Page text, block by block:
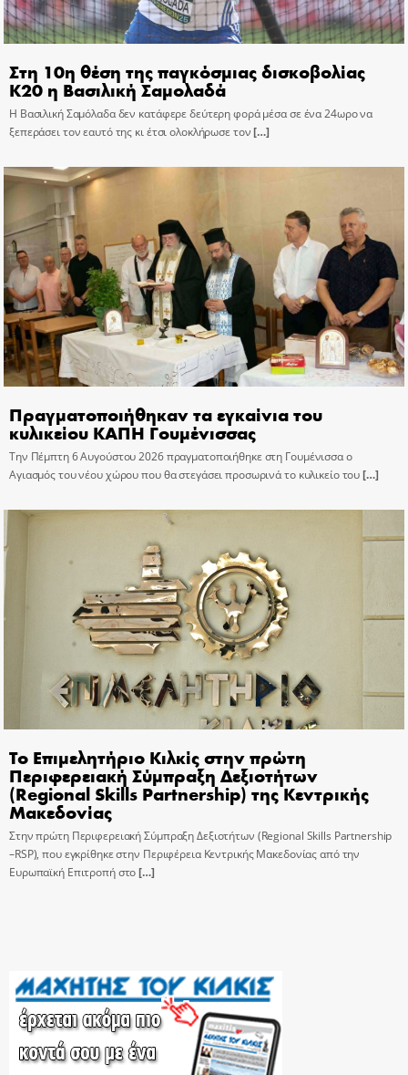
Στη 10η θέση της παγκόσμιας δισκοβολίας
Κ20 η Βασιλική Σαμολαδά
Η Βασιλική Σαμόλαδα δεν κατάφερε δεύτερη φορά μέσα σε ένα 24ωρο να
ξεπεράσει τον εαυτό της κι έτσι ολοκλήρωσε τον[…]
Πραγματοποιήθηκαν τα εγκαίνια του
κυλικείου ΚΑΠΗ Γουμένισσας
Την Πέμπτη 6 Αυγούστου 2026 πραγματοποιήθηκε στη Γουμένισσα ο
Αγιασμός του νέου χώρου που θα στεγάσει προσωρινά το κυλικείο του[…]
Το Επιμελητήριο Κιλκίς στην πρώτη
Περιφερειακή Σύμπραξη Δεξιοτήτων
(Regional Skills Partnership) της Κεντρικής
Μακεδονίας
Στην πρώτη Περιφερειακή Σύμπραξη Δεξιοτήτων (Regional Skills Partnership
–RSP), που εγκρίθηκε στην Περιφέρεια Κεντρικής Μακεδονίας από την
Ευρωπαϊκή Επιτροπή στο[…]